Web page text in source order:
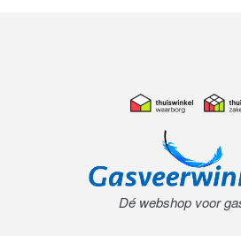
Dé webshop voor